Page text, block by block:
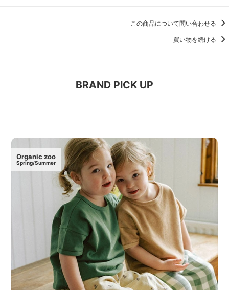
この商品について問い合わせる
買い物を続ける
BRAND PICK UP
Organic zoo
Spring/Summer